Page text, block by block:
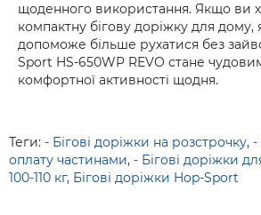
щоденного використання. Якщо ви
компактну бігову доріжку для дому,
допоможе більше рухатися без
Sport HS-650WP REVO стане
комфортної активності щодня.
Теги: - Бігові доріжки на розстрочку, -
оплату частинами, - Бігові доріжки
100-110 кг, Бігові доріжки Hop-Sport